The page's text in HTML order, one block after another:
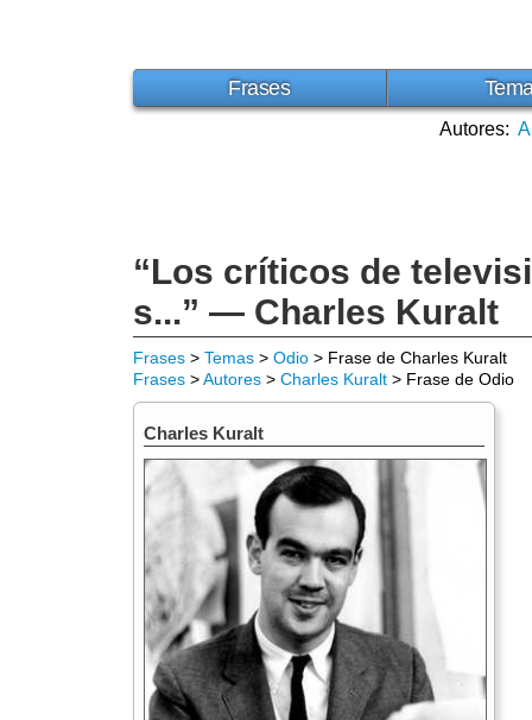
Frases
Autores: A
“Los críticos de
s...” — Charles Kuralt
Frases > Temas > Odio > Frase de Charles Kuralt
Frases >Autores > Charles Kuralt > Frase de Odio
Charles Kuralt